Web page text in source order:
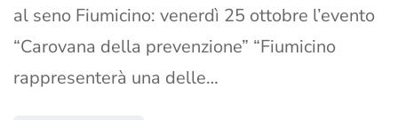
al seno Fiumicino: venerdì 25 ottobre l’evento
“Carovana della prevenzione” “Fiumicino
rappresenterà una delle…